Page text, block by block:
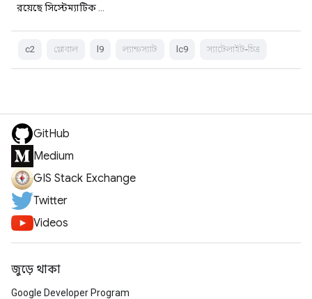
রয়েছে সিস্টেম্যাটিক …
c2 গ্লোবাল l9 ল্যান্ডস্যাট lc9 স্যাটেলাইট-চিত্র
GitHub
Medium
GIS Stack Exchange
Twitter
Videos
জুড়ে থাকা
Google Developer Program